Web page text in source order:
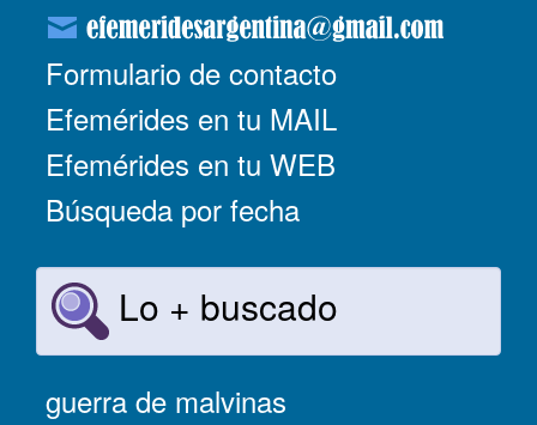
Formulario de contacto
Efemérides en tu MAIL
Efemérides en tu WEB
Búsqueda por fecha
Lo + buscado
guerra de malvinas